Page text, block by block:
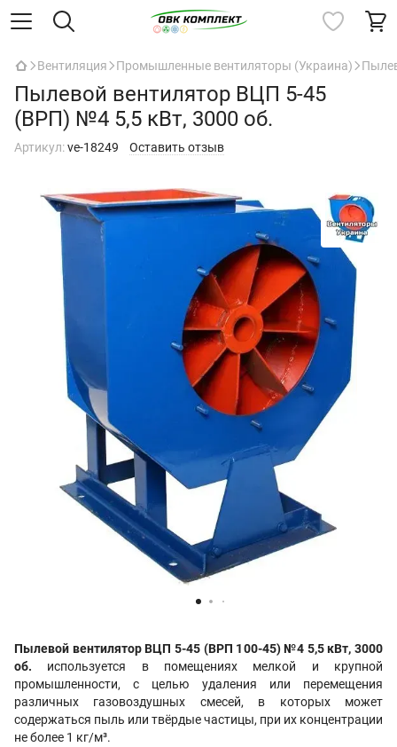
Вентиляция Промышленные вентиляторы (Украина)
Пылевой вентилятор ВЦП 5-45
(ВРП) №4 5,5 кВт, 3000 об.
Артикул:ve-18249 Оставить отзыв
Пылевой вентилятор ВЦП 5-45 (ВРП 100-45) №4 5,5 кВт, 3000
об. используется в помещениях мелкой и крупной
промышленности, с целью удаления или перемещения
различных газовоздушных смесей, в которых может
содержаться пыль или твёрдые частицы, при их концентрации
не более 1 кг/м³.